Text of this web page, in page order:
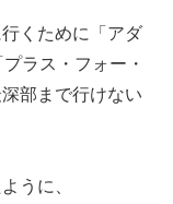
くために「アダ
ラス・フォー・
部まで行けない
うに、